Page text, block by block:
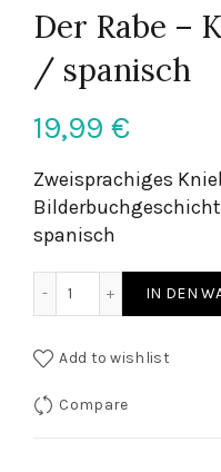
Der Rabe –
/ spanisch
19,99 €
Zweisprachiges
spanisch
IN DEN
Add to wishlist
Compare